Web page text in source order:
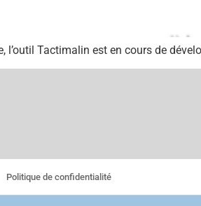
Tactimalin est en cours de
Politique de confidentialité